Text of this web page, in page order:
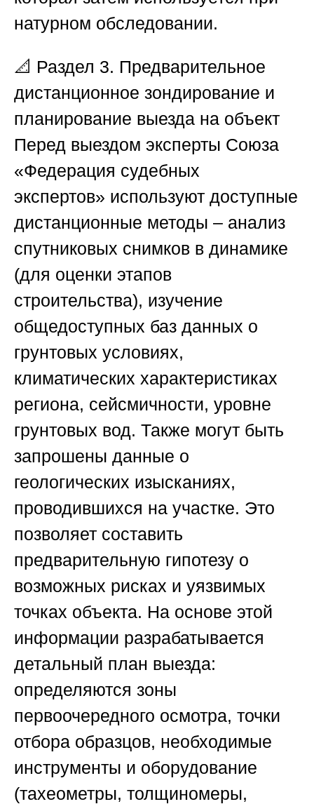
натурном обследовании.
📐 Раздел 3. Предварительное
дистанционное зондирование и
планирование выезда на объект
Перед выездом эксперты Союза
«Федерация судебных
экспертов» используют доступные
дистанционные методы – анализ
спутниковых снимков в динамике
(для оценки этапов
строительства), изучение
общедоступных баз данных о
грунтовых условиях,
климатических характеристиках
региона, сейсмичности, уровне
грунтовых вод. Также могут быть
запрошены данные о
геологических изысканиях,
проводившихся на участке. Это
позволяет составить
предварительную гипотезу о
возможных рисках и уязвимых
точках объекта. На основе этой
информации разрабатывается
детальный план выезда:
определяются зоны
первоочередного осмотра, точки
отбора образцов, необходимые
инструменты и оборудование
(тахеометры, толщиномеры,